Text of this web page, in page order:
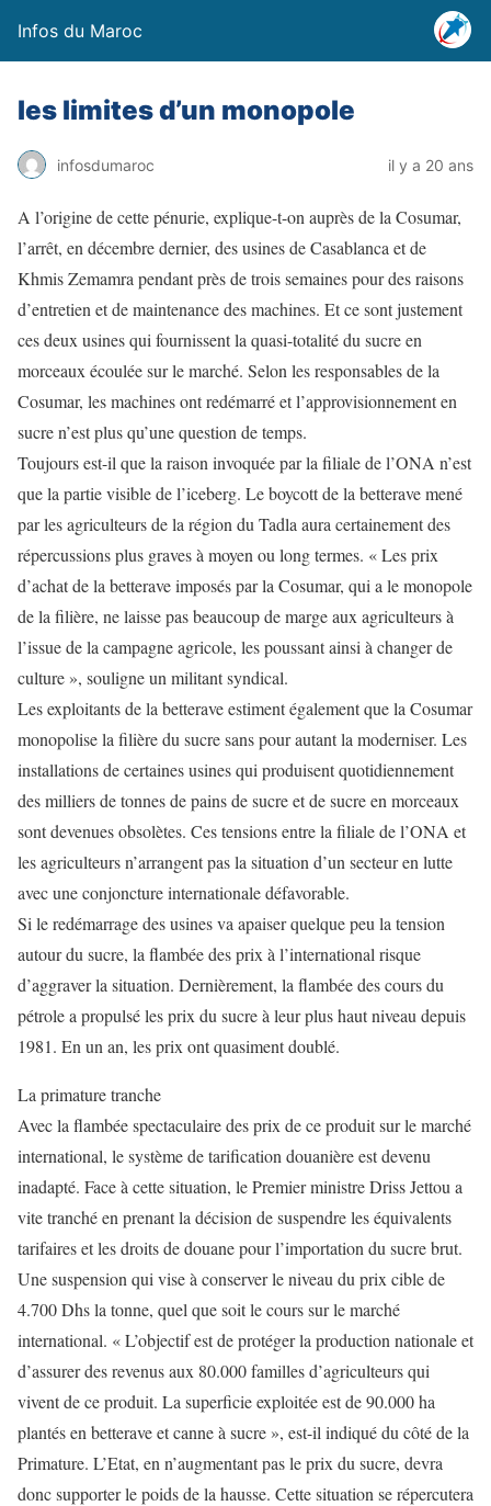
Infos du Maroc
les limites d’un monopole
infosdumaroc il y a 20 ans
A l’origine de cette pénurie, explique-t-on auprès de la Cosumar,
l’arrêt, en décembre dernier, des usines de Casablanca et de
Khmis Zemamra pendant près de trois semaines pour des raisons
d’entretien et de maintenance des machines. Et ce sont justement
ces deux usines qui fournissent la quasi-totalité du sucre en
morceaux écoulée sur le marché. Selon les responsables de la
Cosumar, les machines ont redémarré et l’approvisionnement en
sucre n’est plus qu’une question de temps.
Toujours est-il que la raison invoquée par la filiale de l’ONA n’est
que la partie visible de l’iceberg. Le boycott de la betterave mené
par les agriculteurs de la région du Tadla aura certainement des
répercussions plus graves à moyen ou long termes. « Les prix
d’achat de la betterave imposés par la Cosumar, qui a le monopole
de la filière, ne laisse pas beaucoup de marge aux agriculteurs à
l’issue de la campagne agricole, les poussant ainsi à changer de
culture », souligne un militant syndical.
Les exploitants de la betterave estiment également que la Cosumar
monopolise la filière du sucre sans pour autant la moderniser. Les
installations de certaines usines qui produisent quotidiennement
des milliers de tonnes de pains de sucre et de sucre en morceaux
sont devenues obsolètes. Ces tensions entre la filiale de l’ONA et
les agriculteurs n’arrangent pas la situation d’un secteur en lutte
avec une conjoncture internationale défavorable.
Si le redémarrage des usines va apaiser quelque peu la tension
autour du sucre, la flambée des prix à l’international risque
d’aggraver la situation. Dernièrement, la flambée des cours du
pétrole a propulsé les prix du sucre à leur plus haut niveau depuis
1981. En un an, les prix ont quasiment doublé.
La primature tranche
Avec la flambée spectaculaire des prix de ce produit sur le marché
international, le système de tarification douanière est devenu
inadapté. Face à cette situation, le Premier ministre Driss Jettou a
vite tranché en prenant la décision de suspendre les équivalents
tarifaires et les droits de douane pour l’importation du sucre brut.
Une suspension qui vise à conserver le niveau du prix cible de
4.700 Dhs la tonne, quel que soit le cours sur le marché
international. « L’objectif est de protéger la production nationale et
d’assurer des revenus aux 80.000 familles d’agriculteurs qui
vivent de ce produit. La superficie exploitée est de 90.000 ha
plantés en betterave et canne à sucre », est-il indiqué du côté de la
Primature. L’Etat, en n’augmentant pas le prix du sucre, devra
donc supporter le poids de la hausse. Cette situation se répercutera